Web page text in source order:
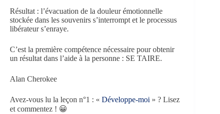
Résultat : l’évacuation de la douleur émotionnelle
stockée dans les souvenirs s’interrompt et le processus
libérateur s’enraye.
C’est la première compétence nécessaire pour obtenir
un résultat dans l’aide à la personne : SE TAIRE.
Alan Cherokee
Avez-vous lu la leçon n°1 : « Développe-moi » ? Lisez
et commentez ! 😀